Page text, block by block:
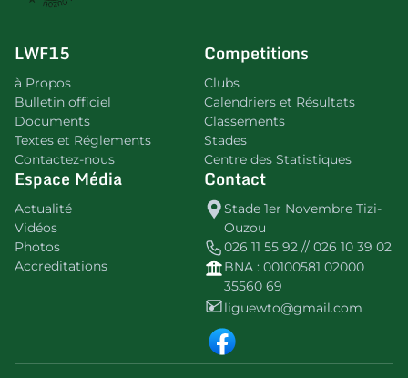
LWF15
à Propos
Bulletin officiel
Documents
Textes et Réglements
Contactez-nous
Competitions
Clubs
Calendriers et Résultats
Classements
Stades
Centre des Statistiques
Espace Média
Actualité
Vidéos
Photos
Accreditations
Contact
Stade 1er Novembre Tizi-
Ouzou
026 11 55 92 // 026 10 39 02
BNA : 00100581 02000
35560 69
liguewto@gmail.com